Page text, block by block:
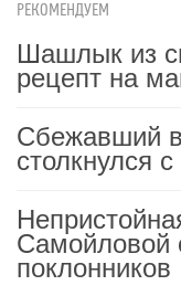
РЕКОМЕНДУЕМ
Шашлык из
рецепт на
Сбежавший
столкнулся
Самойловой
поклонников